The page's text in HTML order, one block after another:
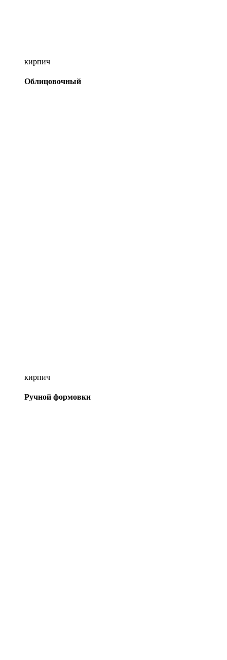
кирпич
Облицовочный
кирпич
Ручной формовки